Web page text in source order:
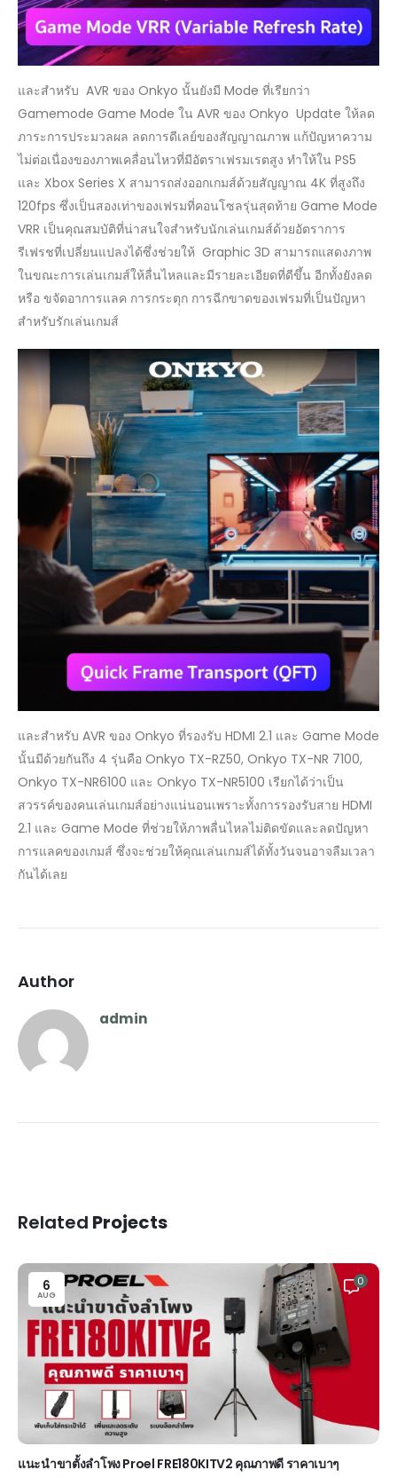
และสำหรับ AVR ของ Onkyo นั้นยังมี Mode ที่เรียกว่า
Gamemode Game Mode ใน AVR ของ Onkyo Update ให้ลด
ภาระการประมวลผล ลดการดีเลย์ของสัญญาณภาพ แก้ปัญหาความ
ไม่ต่อเนื่องของภาพเคลื่อนไหวที่มีอัตราเฟรมเรตสูง ทำให้ใน PS5
และ Xbox Series X สามารถส่งออกเกมส์ด้วยสัญญาณ 4K ที่สูงถึง
120fps ซึ่งเป็นสองเท่าของเฟรมที่คอนโซลรุ่นสุดท้าย Game Mode
VRR เป็นคุณสมบัติที่น่าสนใจสำหรับนักเล่นเกมส์ด้วยอัตราการ
รีเฟรชที่เปลี่ยนแปลงได้ซึ่งช่วยให้ Graphic 3D สามารถแสดงภาพ
ในขณะการเล่นเกมส์ให้ลื่นไหลและมีรายละเอียดที่ดีขึ้น อีกทั้งยังลด
หรือ ขจัดอาการแลค การกระตุก การฉีกขาดของเฟรมที่เป็นปัญหา
สำหรับรักเล่นเกมส์
และสำหรับ AVR ของ Onkyo ที่รองรับ HDMI 2.1 และ Game Mode
นั้นมีด้วยกันถึง 4 รุ่นคือ Onkyo TX-RZ50, Onkyo TX-NR 7100,
Onkyo TX-NR6100 และ Onkyo TX-NR5100 เรียกได้ว่าเป็น
สวรรค์ของคนเล่นเกมส์อย่างแน่นอนเพราะทั้งการรองรับสาย HDMI
2.1 และ Game Mode ที่ช่วยให้ภาพลื่นไหลไม่ติดขัดและลดปัญหา
การแลคของเกมส์ ซึ่งจะช่วยให้คุณเล่นเกมส์ได้ทั้งวันจนอาจลืมเวลา
กันได้เลย
Author
admin
Related Projects
6
AUG
0
แนะนำขาตั้งลำโพง Proel FRE180KITV2 คุณภาพดี ราคาเบาๆ